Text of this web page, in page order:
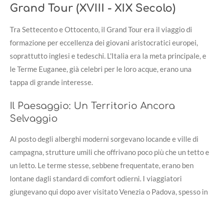
Grand Tour (XVIII - XIX Secolo)
Tra Settecento e Ottocento, il Grand Tour era il viaggio di
formazione per eccellenza dei giovani aristocratici europei,
soprattutto inglesi e tedeschi. L'Italia era la meta principale, e
le Terme Euganee, già celebri per le loro acque, erano una
tappa di grande interesse.
Il Paesaggio: Un Territorio Ancora
Selvaggio
Al posto degli alberghi moderni sorgevano locande e ville di
campagna, strutture umili che offrivano poco più che un tetto e
un letto. Le terme stesse, sebbene frequentate, erano ben
lontane dagli standard di comfort odierni. I viaggiatori
giungevano qui dopo aver visitato Venezia o Padova, spesso in